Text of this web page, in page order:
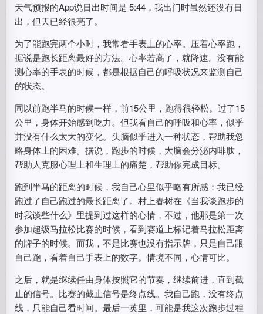
天气预报的App说日出时间是 5:44，我出门时虽然还没有日
出，但天已经很亮了。
为了能跑完两个小时，我常看手表上的心率。压着心率跑，
据说是跑长距离最好的方法。心率若高了，就降速。没有能
测心率的手表的时候，都是根据自己的呼吸状况来监测自己
的状态。
同以前跑半马的时候一样，前15公里，跑得很轻松。过了15
公里，身体开始感到吃力。但我看自己的呼吸和心率，似乎
并没有什么太大的变化。头脑似乎进入一种状态，帮助我忽
略身体上的困难。据说，跑步的时候，大脑会分泌内啡肽，
帮助人克服心理上和生理上的痛楚，帮助你完成目标。
跑到半马的距离的时候，我自己心里似乎略有所感：我已经
跑过了自己跑过的最长距离了。村上春树在《当我谈跑步的
时我谈些什么》里提到过这样的心情，不过，他那是第一次
参加超级马拉松比赛的时候，看到赛道上标记着马拉松距离
的牌子的时候。而我，不是比赛也没有指示牌，只是自己跟
自己跑，看着自己手表上的数字。情境不同，心情可比。
之后，就是继续任由身体按照它的节奏，继续前进，直到截
止的信号。比赛的截止信号是终点线。我自己跑，没有终点
线，只能自己看时间。最后一英里，可能是我这次跑步过程